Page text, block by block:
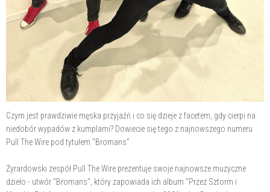
Czym jest prawdziwie męska przyjaźń i co się dzieje z facetem, gdy cierpi na
niedobór wypadów z kumplami? Dowiecie się tego z najnowszego numeru
Pull The Wire pod tytułem "Bromans"
Żyrardowski zespół Pull The Wire prezentuje swoje najnowsze muzyczne
dzieło - utwór "Bromans", który zapowiada ich album "Przez Sztorm i